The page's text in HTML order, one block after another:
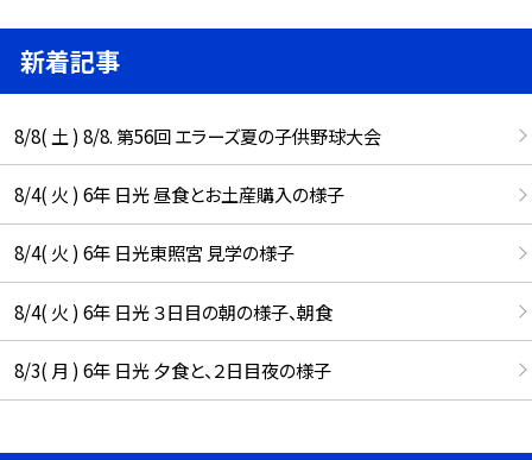
新着記事
8/8( 土 ) 8/8. 第56回 エラーズ夏の子供野球大会
8/4( 火 ) 6年 日光 昼食とお土産購入の様子
8/4( 火 ) 6年 日光東照宮 見学の様子
8/4( 火 ) 6年 日光 ３日目の朝の様子、朝食
8/3( 月 ) 6年 日光 夕食と、２日目夜の様子